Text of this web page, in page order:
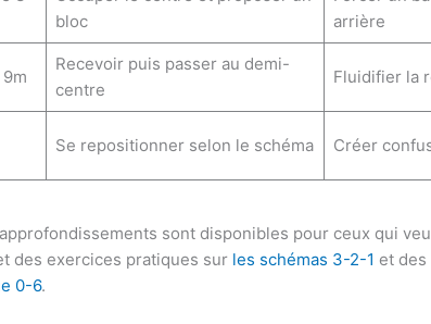
bloc
arrière
Recevoir puis passer au demi-
centre
Fluidifier la
Se repositionner selon le schéma Créer
sont disponibles pour ceux qui
des exercices pratiques sur les schémas 3-2-1 et
0-6.